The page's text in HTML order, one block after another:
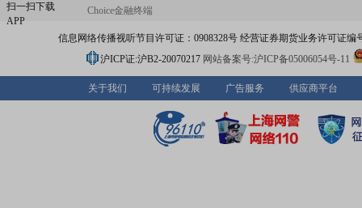
扫一扫下载
APP
Choice金融终端
信息网络传播视听节目许可证：0908328号 经营证券期货业务许可证编
沪ICP证:沪B2-20070217 网站备案号:沪ICP备05006054号-11
关于我们 可持续发展 广告服务 供应商平台